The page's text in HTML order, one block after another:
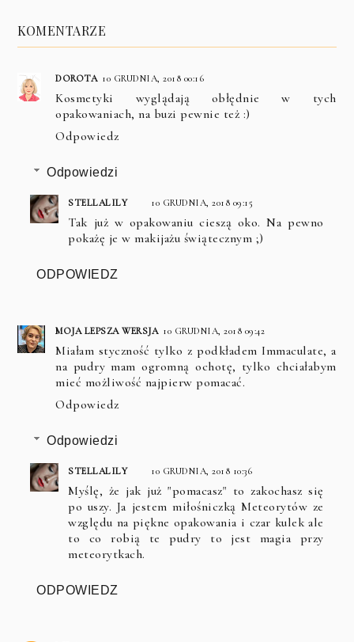
KOMENTARZE
DOROTA 10 GRUDNIA, 2018 00:16
Kosmetyki wyglądają obłędnie w tych
opakowaniach, na buzi pewnie też :)
Odpowiedz
Odpowiedzi
STELLALILY 10 GRUDNIA, 2018 09:15
Tak już w opakowaniu cieszą oko. Na pewno
pokażę je w makijażu świątecznym ;)
ODPOWIEDZ
MOJA LEPSZA WERSJA 10 GRUDNIA, 2018 09:42
Miałam styczność tylko z podkładem Immaculate, a
na pudry mam ogromną ochotę, tylko chciałabym
mieć możliwość najpierw pomacać.
Odpowiedz
Odpowiedzi
STELLALILY 10 GRUDNIA, 2018 10:36
Myślę, że jak już "pomacasz" to zakochasz się
po uszy. Ja jestem miłośniczką Meteorytów ze
względu na piękne opakowania i czar kulek ale
to co robią te pudry to jest magia przy
meteorytkach.
ODPOWIEDZ